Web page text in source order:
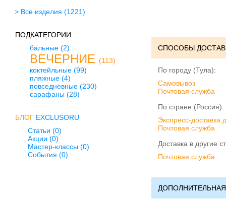
> Все изделия (1221)
ПОДКАТЕГОРИИ:
бальные (2)
ВЕЧЕРНИЕ (113)
коктейльные (99)
пляжные (4)
повседневные (230)
сарафаны (28)
БЛОГ EXCLUSORU
Статьи (0)
Акции (0)
Мастер-классы (0)
События (0)
СПОСОБЫ
По городу (Тула):
Cамовывоз
Почтовая служба
По стране (Россия):
Экспресс-доставка
Почтовая служба
Доставка в другие
Почтовая служба